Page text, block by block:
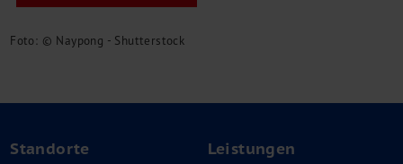
Foto: © Naypong - Shutterstock
Standorte Leistungen